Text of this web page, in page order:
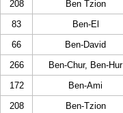
Ben Tzion
208
Ben-El
83
Ben-David
66
Ben-Chur, Ben-Hur
266
Ben-Ami
172
Ben-Tzion
208